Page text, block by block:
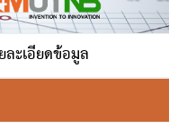
ละเอียดข้อมูล